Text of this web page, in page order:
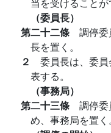
（委員長）
第二十二條 調停
長を置く。
２ 委員長は、委
表する。
（事務局）
第二十三條 調停
め、事務局を置く。